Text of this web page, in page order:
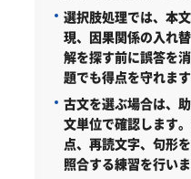
選択肢処理では、本
現、因果関係の入れ
解を探す前に誤答を
題でも得点を守れます
古文を選ぶ場合は、
文単位で確認します
点、再読文字、句形
照合する練習を行いま